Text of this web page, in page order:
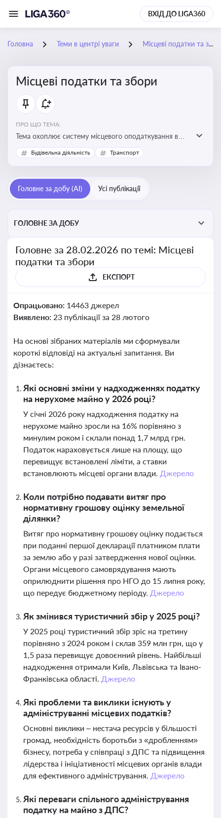
ВХІД ДО LIGA360
Головна Теми в центрі уваги Місцеві податки та збори
Місцеві податки та збори
ПРО ЩО ТЕМА:
Тема охоплює систему місцевого оподаткування в
Україні, включаючи туристичний збір, плату за
земельні ділянки, за паркування транспорту
Будівельна діяльність Транспорт
Головне за добу (AI) Усі публікації
ГОЛОВНЕ ЗА ДОБУ
Головне за 28.02.2026 по темі: Місцеві
податки та збори
ЕКСПОРТ
Опрацьовано: 14463 джерел
Виявлено: 23 публікації за 28 лютого
На основі зібраних матеріалів ми сформували
короткі відповіді на актуальні запитання. Ви
дізнаєтесь:
Які основні зміни у надходженнях податку
на нерухоме майно у 2026 році?
У січні 2026 року надходження податку на
нерухоме майно зросли на 16% порівняно з
минулим роком і склали понад 1,7 млрд грн.
Податок нараховується лише на площу, що
перевищує встановлені ліміти, а ставки
встановлюють місцеві органи влади. Джерело
Коли потрібно подавати витяг про
нормативну грошову оцінку земельної
ділянки?
Витяг про нормативну грошову оцінку подається
при поданні першої декларації платником плати
за землю або у разі затвердження нової оцінки.
Органи місцевого самоврядування мають
оприлюднити рішення про НГО до 15 липня року,
що передує бюджетному періоду. Джерело
Як змінився туристичний збір у 2025 році?
У 2025 році туристичний збір зріс на третину
порівняно з 2024 роком і склав 359 млн грн, що у
1,5 раза перевищує довоєнний рівень. Найбільші
надходження отримали Київ, Львівська та Івано-
Франківська області. Джерело
Які проблеми та виклики існують у
адмініструванні місцевих податків?
Основні виклики – нестача ресурсів у більшості
громад, необхідність боротьби з «дробленням»
бізнесу, потреба у співпраці з ДПС та підвищення
лідерства і ініціативності місцевих органів влади
для ефективного адміністрування. Джерело
Які переваги спільного адміністрування
податку на майно з ДПС?